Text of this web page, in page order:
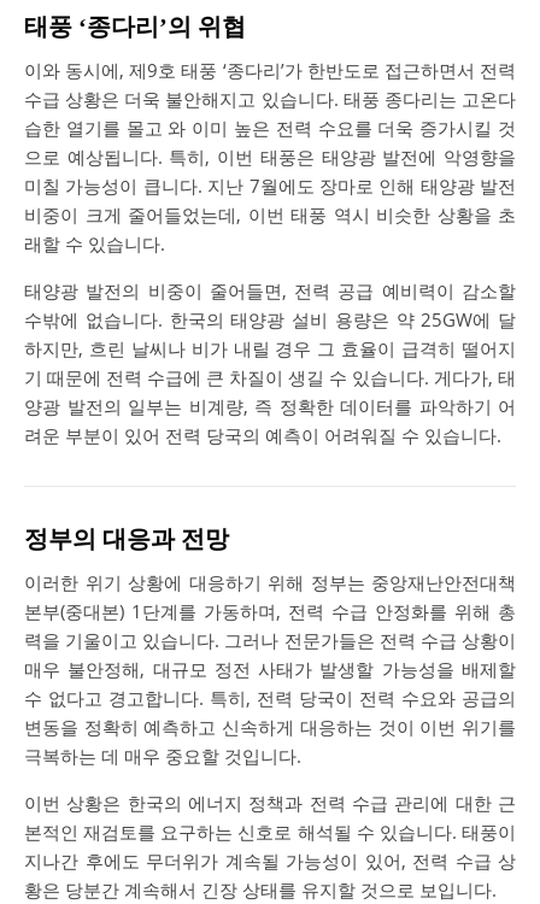
태풍 ‘종다리’의 위협
이와 동시에, 제9호 태풍 ‘종다리’가 한반도로 접근하면서 전력
수급 상황은 더욱 불안해지고 있습니다. 태풍 종다리는 고온다
습한 열기를 몰고 와 이미 높은 전력 수요를 더욱 증가시킬 것
으로 예상됩니다. 특히, 이번 태풍은 태양광 발전에 악영향을
미칠 가능성이 큽니다. 지난 7월에도 장마로 인해 태양광 발전
비중이 크게 줄어들었는데, 이번 태풍 역시 비슷한 상황을 초
래할 수 있습니다.
태양광 발전의 비중이 줄어들면, 전력 공급 예비력이 감소할
수밖에 없습니다. 한국의 태양광 설비 용량은 약 25GW에 달
하지만, 흐린 날씨나 비가 내릴 경우 그 효율이 급격히 떨어지
기 때문에 전력 수급에 큰 차질이 생길 수 있습니다. 게다가, 태
양광 발전의 일부는 비계량, 즉 정확한 데이터를 파악하기 어
려운 부분이 있어 전력 당국의 예측이 어려워질 수 있습니다.
정부의 대응과 전망
이러한 위기 상황에 대응하기 위해 정부는 중앙재난안전대책
본부(중대본) 1단계를 가동하며, 전력 수급 안정화를 위해 총
력을 기울이고 있습니다. 그러나 전문가들은 전력 수급 상황이
매우 불안정해, 대규모 정전 사태가 발생할 가능성을 배제할
수 없다고 경고합니다. 특히, 전력 당국이 전력 수요와 공급의
변동을 정확히 예측하고 신속하게 대응하는 것이 이번 위기를
극복하는 데 매우 중요할 것입니다.
이번 상황은 한국의 에너지 정책과 전력 수급 관리에 대한 근
본적인 재검토를 요구하는 신호로 해석될 수 있습니다. 태풍이
지나간 후에도 무더위가 계속될 가능성이 있어, 전력 수급 상
황은 당분간 계속해서 긴장 상태를 유지할 것으로 보입니다.